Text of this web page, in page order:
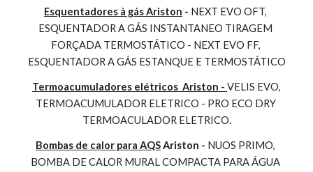
Esquentadores à gás Ariston - NEXT EVO OFT,
ESQUENTADOR A GÁS INSTANTANEO TIRAGEM
FORÇADA TERMOSTÁTICO - NEXT EVO FF,
ESQUENTADOR A GÁS ESTANQUE E TERMOSTÁTICO
Termoacumuladores elétricos  Ariston - VELIS EVO,
TERMOACUMULADOR ELETRICO - PRO ECO DRY
TERMOACULADOR ELETRICO.
Bombas de calor para AQS Ariston - NUOS PRIMO,
BOMBA DE CALOR MURAL COMPACTA PARA ÁGUA